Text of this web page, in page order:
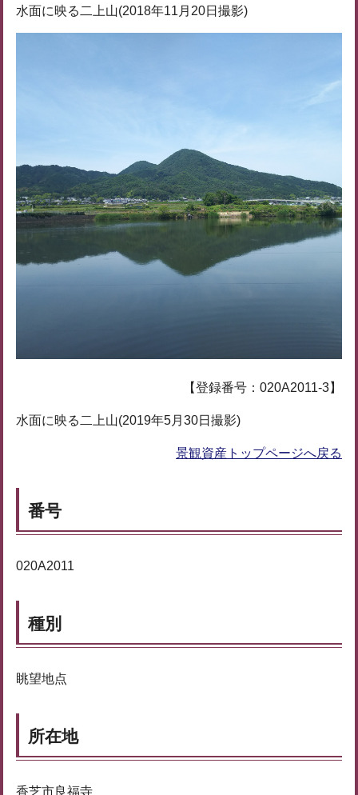
水面に映る二上山(2018年11月20日撮影)
【登録番号：020A2011-3】
水面に映る二上山(2019年5月30日撮影)
景観資産トップページへ戻る
番号
020A2011
種別
眺望地点
所在地
香芝市良福寺